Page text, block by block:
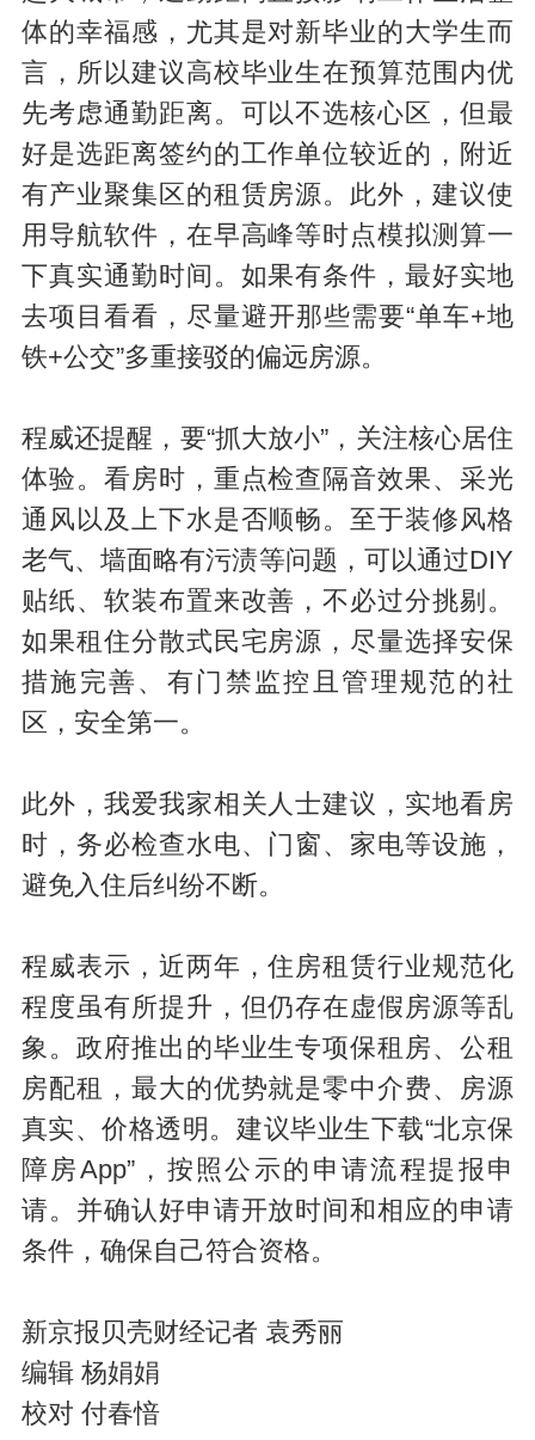
体的幸福感，尤其是对新毕业的大学生而
言，所以建议高校毕业生在预算范围内优
先考虑通勤距离。可以不选核心区，但最
好是选距离签约的工作单位较近的，附近
有产业聚集区的租赁房源。此外，建议使
用导航软件，在早高峰等时点模拟测算一
下真实通勤时间。如果有条件，最好实地
去项目看看，尽量避开那些需要“单车+地
铁+公交”多重接驳的偏远房源。
程威还提醒，要“抓大放小”，关注核心居住
体验。看房时，重点检查隔音效果、采光
通风以及上下水是否顺畅。至于装修风格
老气、墙面略有污渍等问题，可以通过DIY
贴纸、软装布置来改善，不必过分挑剔。
如果租住分散式民宅房源，尽量选择安保
措施完善、有门禁监控且管理规范的社
区，安全第一。
此外，我爱我家相关人士建议，实地看房
时，务必检查水电、门窗、家电等设施，
避免入住后纠纷不断。
程威表示，近两年，住房租赁行业规范化
程度虽有所提升，但仍存在虚假房源等乱
象。政府推出的毕业生专项保租房、公租
房配租，最大的优势就是零中介费、房源
真实、价格透明。建议毕业生下载“北京保
障房App”，按照公示的申请流程提报申
请。并确认好申请开放时间和相应的申请
条件，确保自己符合资格。
新京报贝壳财经记者 袁秀丽
编辑 杨娟娟
校对 付春愔